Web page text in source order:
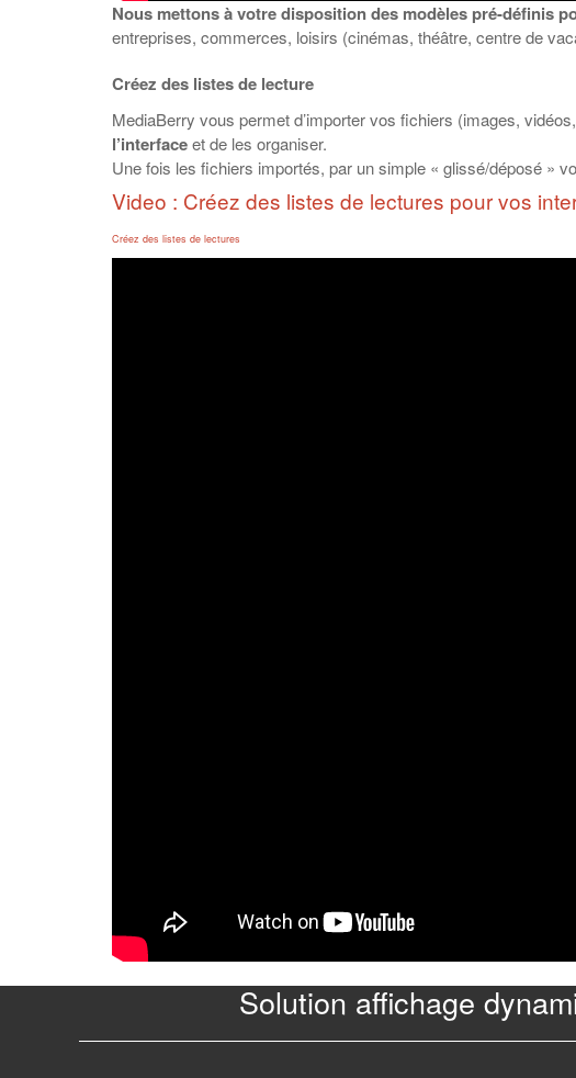
Nous mettons à votre disposition des modèles pré-définis
entreprises, commerces, loisirs (cinémas, théâtre, centre de
Créez des listes de lecture
MediaBerry vous permet d’importer vos fichiers (images,
l’interfaceet de les organiser.
Une fois les fichiers importés, par un simple « glissé/déposé »
Video : Créez des listes de lectures pour vos
Créez des listes de lectures
Solution affichage